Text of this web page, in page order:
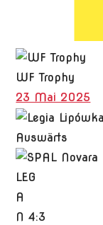
WF Trophy
23 Mai 2025
Auswärts
LEG
A
N 4:3